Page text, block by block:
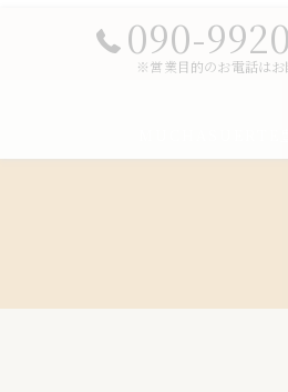
090-
※営業目的のお電話はお